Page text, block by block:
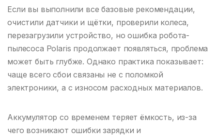
Если вы выполнили все базовые рекомендации,
очистили датчики и щётки, проверили колеса,
перезагрузили устройство, но ошибка робота-
пылесоса Polaris продолжает появляться, проблема
может быть глубже. Однако практика показывает:
чаще всего сбои связаны не с поломкой
электроники, а с износом расходных материалов.
Аккумулятор со временем теряет ёмкость, из-за
чего возникают ошибки зарядки и